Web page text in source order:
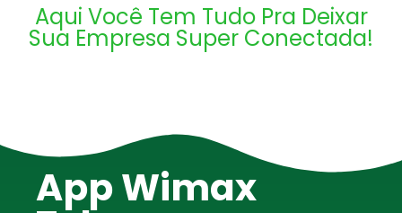
Aqui Você Tem Tudo Pra Deixar
Sua Empresa Super Conectada!
App Wimax